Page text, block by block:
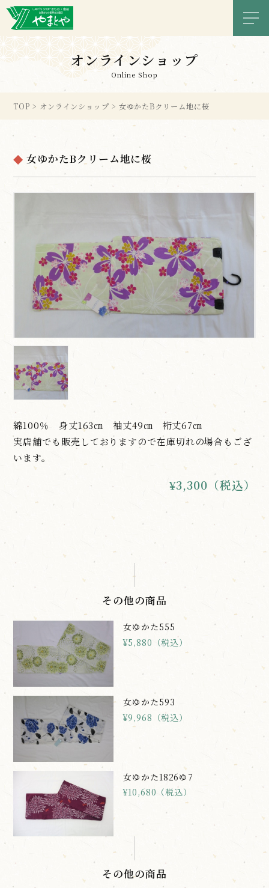
メ
オンラインショップ
Online Shop
TOP > オンラインショップ > 女ゆかたBクリーム地に桜
女ゆかたBクリーム地に桜
綿100％ 身丈163㎝ 袖丈49㎝ 裄丈67㎝
実店舗でも販売しておりますので在庫切れの場合もござ
います。
¥3,300（税込）
その他の商品
女ゆかた555
¥5,880（税込）
女ゆかた593
¥9,968（税込）
女ゆかた1826ゆ7
¥10,680（税込）
その他の商品